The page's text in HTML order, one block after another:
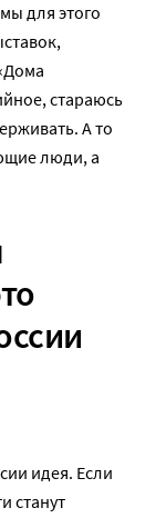
для этого
стараюсь
А то
люди, а
идея. Если
станут